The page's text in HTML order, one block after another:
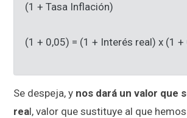
(1 + Tasa Inflación)
(1 + 0,05) = (1 + Interés real) x (1 +
Se despeja, y nos dará un valor que
real, valor que sustituye al que